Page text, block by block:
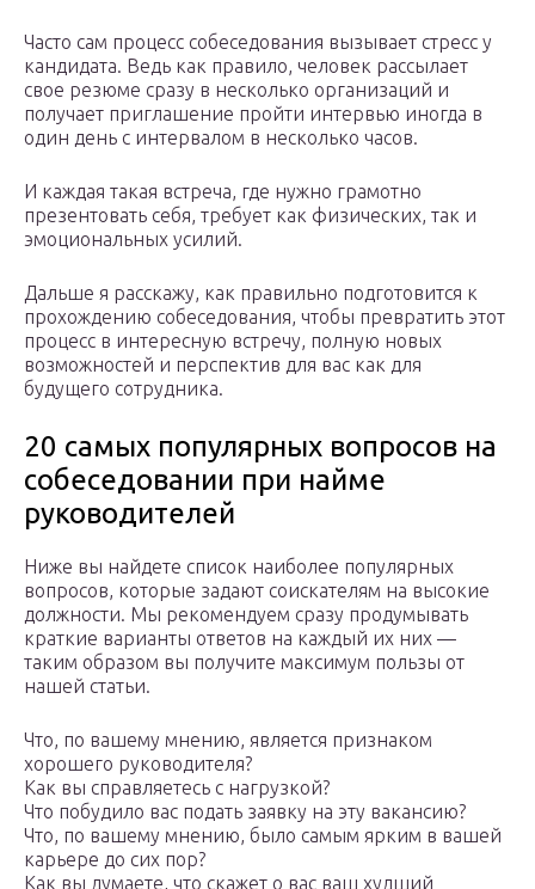
Часто сам процесс собеседования вызывает стресс у
кандидата. Ведь как правило, человек рассылает
свое резюме сразу в несколько организаций и
получает приглашение пройти интервью иногда в
один день с интервалом в несколько часов.
И каждая такая встреча, где нужно грамотно
презентовать себя, требует как физических, так и
эмоциональных усилий.
Дальше я расскажу, как правильно подготовится к
прохождению собеседования, чтобы превратить этот
процесс в интересную встречу, полную новых
возможностей и перспектив для вас как для
будущего сотрудника.
20 самых популярных вопросов на
собеседовании при найме
руководителей
Ниже вы найдете список наиболее популярных
вопросов, которые задают соискателям на высокие
должности. Мы рекомендуем сразу продумывать
краткие варианты ответов на каждый их них —
таким образом вы получите максимум пользы от
нашей статьи.
Что, по вашему мнению, является признаком
хорошего руководителя?
Как вы справляетесь с нагрузкой?
Что побудило вас подать заявку на эту вакансию?
Что, по вашему мнению, было самым ярким в вашей
карьере до сих пор?
Как вы думаете, что скажет о вас ваш худший